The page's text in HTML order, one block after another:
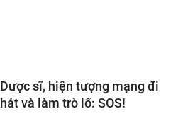
Dược sĩ, hiện tượng mạng đi
hát và làm trò lố: SOS!